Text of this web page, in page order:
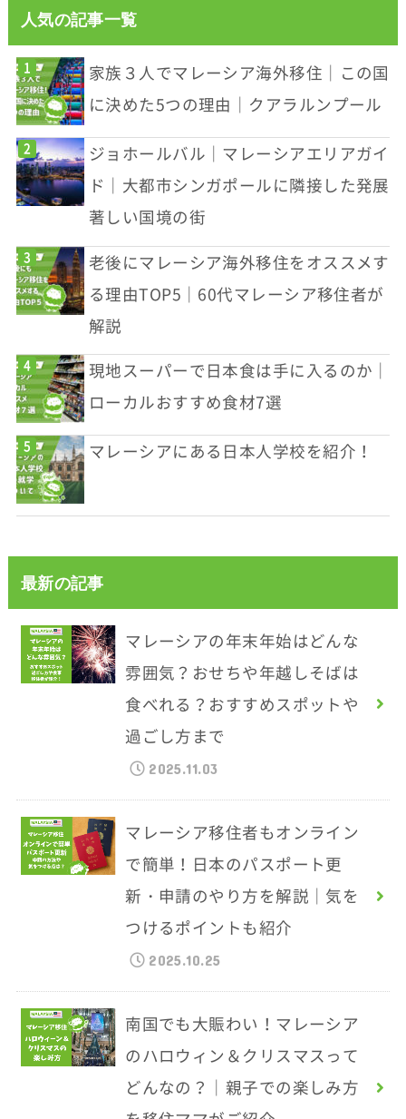
人気の記事一覧
家族３人でマレーシア海外移住｜この国
に決めた5つの理由｜クアラルンプール
ジョホールバル｜マレーシアエリアガイ
ド｜大都市シンガポールに隣接した発展
著しい国境の街
老後にマレーシア海外移住をオススメす
る理由TOP5｜60代マレーシア移住者が
解説
現地スーパーで日本食は手に入るのか｜
ローカルおすすめ食材7選
マレーシアにある日本人学校を紹介！
最新の記事
マレーシアの年末年始はどんな
雰囲気？おせちや年越しそばは
食べれる？おすすめスポットや
過ごし方まで
2025.11.03
マレーシア移住者もオンライン
で簡単！日本のパスポート更
新・申請のやり方を解説｜気を
つけるポイントも紹介
2025.10.25
南国でも大賑わい！マレーシア
のハロウィン＆クリスマスって
どんなの？｜親子での楽しみ方